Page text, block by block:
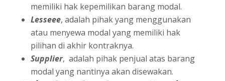
memiliki hak kepemilikan barang modal.
Lesseee, adalah pihak yang menggunakan
atau menyewa modal yang memiliki hak
pilihan di akhir kontraknya.
Supplier, adalah pihak penjual atas barang
modal yang nantinya akan disewakan.